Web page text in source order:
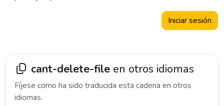
Iniciar sesión
cant-delete-file en otros idiomas
Fíjese como ha sido traducida esta cadena en otros
idiomas.